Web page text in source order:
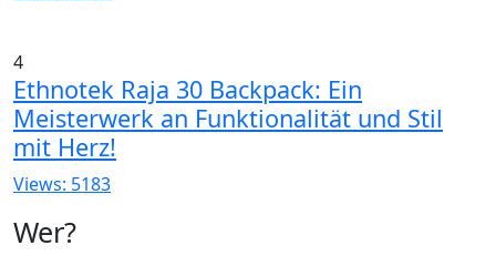
4
Ethnotek Raja 30 Backpack: Ein
Meisterwerk an Funktionalität und Stil
mit Herz!
Views: 5183
Wer?